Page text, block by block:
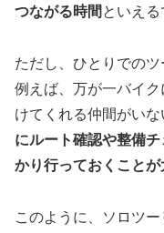
つながる時間 といえる
ただし、ひとりでのツ
例えば、万が一バイ
けてくれる仲間がいな
にルート確認や整備
かり行っておくことが
このように、ソロツー